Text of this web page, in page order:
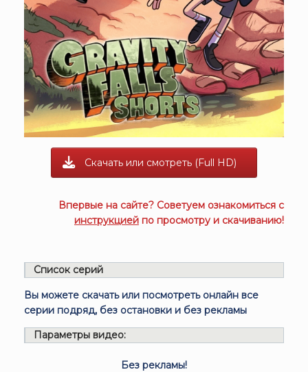
Скачать или смотреть (Full HD)
Впервые на сайте? Советуем ознакомиться с
инструкцией по просмотру и скачиванию!
Список серий
Вы можете скачать или посмотреть онлайн все
серии подряд, без остановки и без рекламы
Параметры видео:
Без рекламы!